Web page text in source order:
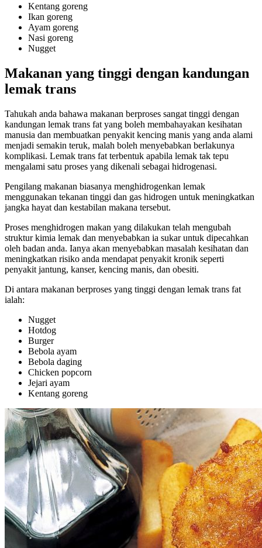
Kentang goreng
Ikan goreng
Ayam goreng
Nasi goreng
Nugget
Makanan yang tinggi dengan kandungan
lemak trans
Tahukah anda bahawa makanan berproses sangat tinggi dengan
kandungan lemak trans fat yang boleh membahayakan kesihatan
manusia dan membuatkan penyakit kencing manis yang anda alami
menjadi semakin teruk, malah boleh menyebabkan berlakunya
komplikasi. Lemak trans fat terbentuk apabila lemak tak tepu
mengalami satu proses yang dikenali sebagai hidrogenasi.
Pengilang makanan biasanya menghidrogenkan lemak
menggunakan tekanan tinggi dan gas hidrogen untuk meningkatkan
jangka hayat dan kestabilan makana tersebut.
Proses menghidrogen makan yang dilakukan telah mengubah
struktur kimia lemak dan menyebabkan ia sukar untuk dipecahkan
oleh badan anda. Ianya akan menyebabkan masalah kesihatan dan
meningkatkan risiko anda mendapat penyakit kronik seperti
penyakit jantung, kanser, kencing manis, dan obesiti.
Di antara makanan berproses yang tinggi dengan lemak trans fat
ialah:
Nugget
Hotdog
Burger
Bebola ayam
Bebola daging
Chicken popcorn
Jejari ayam
Kentang goreng